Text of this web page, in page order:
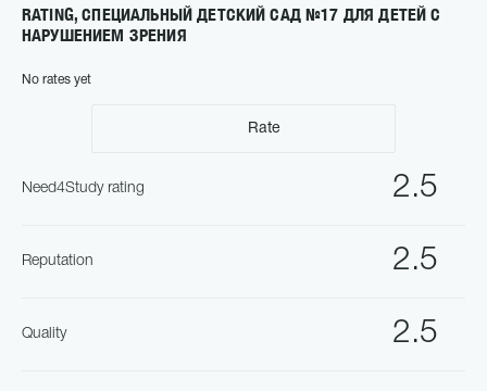
RATING, СПЕЦИАЛЬНЫЙ ДЕТСКИЙ САД №17 ДЛЯ ДЕТЕЙ С
НАРУШЕНИЕМ ЗРЕНИЯ
No rates yet
Rate
2.5
Need4Study rating
2.5
Reputation
2.5
Quality